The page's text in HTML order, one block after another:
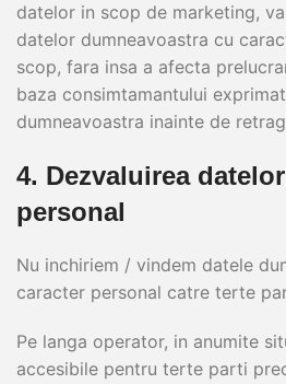
datelor in scop de marketing,
datelor dumneavoastra cu
scop, fara insa a afecta
baza consimtamantului
dumneavoastra inainte de
4. Dezvaluirea
personal
Nu inchiriem / vindem datele
caracter personal catre terte
Pe langa operator, in anumite
accesibile pentru terte parti